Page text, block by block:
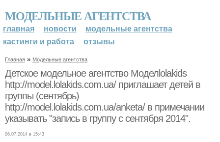
МОДЕЛЬНЫЕ АГЕНТСТВА
главная новости
модельные агентства
кастинги и работа
отзывы
Главная » Модельные агентства
Детское модельное агентство Моделlolakids
http://model.lolakids.com.ua/ приглашает детей в
группы (сентябрь)
http://model.lolakids.com.ua/anketa/ в примечании
указывать "запись в группу с сентября 2014".
06.07.2014 в 15:43